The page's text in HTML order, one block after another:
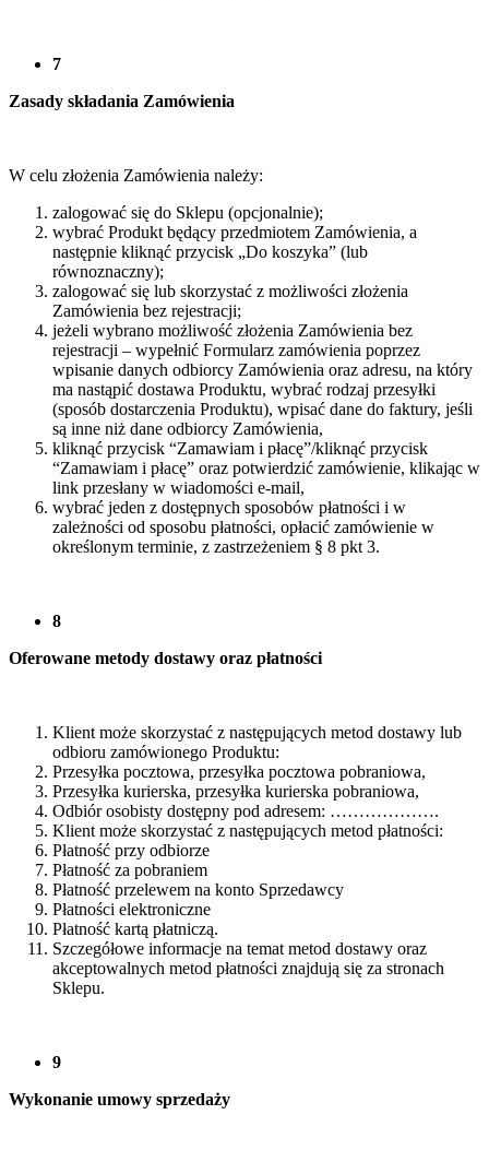
7
Zasady składania Zamówienia
W celu złożenia Zamówienia należy:
zalogować się do Sklepu (opcjonalnie);
wybrać Produkt będący przedmiotem Zamówienia, a
następnie kliknąć przycisk „Do koszyka” (lub
równoznaczny);
zalogować się lub skorzystać z możliwości złożenia
Zamówienia bez rejestracji;
jeżeli wybrano możliwość złożenia Zamówienia bez
rejestracji – wypełnić Formularz zamówienia poprzez
wpisanie danych odbiorcy Zamówienia oraz adresu, na który
ma nastąpić dostawa Produktu, wybrać rodzaj przesyłki
(sposób dostarczenia Produktu), wpisać dane do faktury, jeśli
są inne niż dane odbiorcy Zamówienia,
kliknąć przycisk “Zamawiam i płacę”/kliknąć przycisk
“Zamawiam i płacę” oraz potwierdzić zamówienie, klikając w
link przesłany w wiadomości e-mail,
wybrać jeden z dostępnych sposobów płatności i w
zależności od sposobu płatności, opłacić zamówienie w
określonym terminie, z zastrzeżeniem § 8 pkt 3.
8
Oferowane metody dostawy oraz płatności
Klient może skorzystać z następujących metod dostawy lub
odbioru zamówionego Produktu:
Przesyłka pocztowa, przesyłka pocztowa pobraniowa,
Przesyłka kurierska, przesyłka kurierska pobraniowa,
Odbiór osobisty dostępny pod adresem: ……………….
Klient może skorzystać z następujących metod płatności:
Płatność przy odbiorze
Płatność za pobraniem
Płatność przelewem na konto Sprzedawcy
Płatności elektroniczne
Płatność kartą płatniczą.
Szczegółowe informacje na temat metod dostawy oraz
akceptowalnych metod płatności znajdują się za stronach
Sklepu.
9
Wykonanie umowy sprzedaży